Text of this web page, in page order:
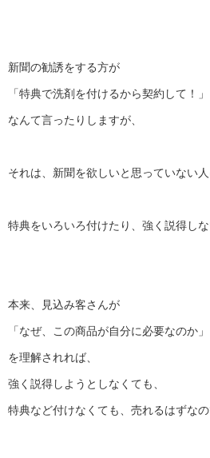
新聞の勧誘をする方が
「特典で洗剤を付けるから契約して！」
なんて言ったりしますが、
それは、新聞を欲しいと思っていない
特典をいろいろ付けたり、強く説得しな
本来、見込み客さんが
「なぜ、この商品が自分に必要なのか」
を理解されれば、
強く説得しようとしなくても、
特典など付けなくても、売れるはずなの